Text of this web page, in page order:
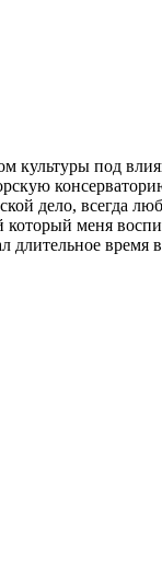
культуры под
дело, всегда
меня
время